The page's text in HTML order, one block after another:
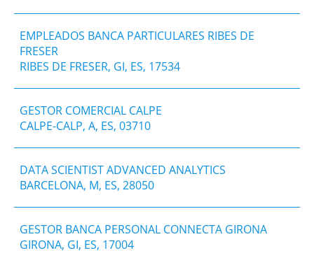
EMPLEADOS BANCA PARTICULARES RIBES DE
FRESER
RIBES DE FRESER, GI, ES, 17534
GESTOR COMERCIAL CALPE
CALPE-CALP, A, ES, 03710
DATA SCIENTIST ADVANCED ANALYTICS
BARCELONA, M, ES, 28050
​GESTOR BANCA PERSONAL CONNECTA GIRONA
GIRONA, GI, ES, 17004